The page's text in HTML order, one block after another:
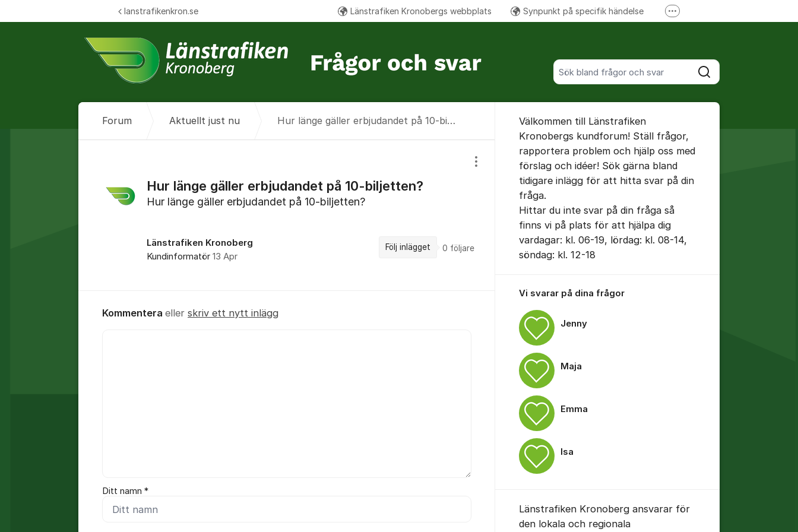
Sök bland alla inlägg
Sök
lanstrafikenkron.se Länstrafiken Kronobergs webbplats Synpunkt på specifik händelse Fler supportlänkar
Forum Aktuellt just nu Hur länge gäller erbjudandet på 10-biljetten?
Hur länge gäller erbjudandet på 10-biljetten?
Visa/dölj inställningar för inlägg/kommentar
Hur länge gäller erbjudandet på 10-biljetten?
Länstrafiken Kronoberg
Kundinformatör 13 Apr
Följ inlägget 0 följare
Kommentera eller skriv ett nytt inlägg
Ditt namn *
Välkommen till Länstrafiken
Kronobergs kundforum! Ställ frågor,
rapportera problem och hjälp oss med
förslag och idéer! Sök gärna bland
tidigare inlägg för att hitta svar på din
fråga.
Hittar du inte svar på din fråga så
finns vi på plats för att hjälpa dig
vardagar: kl. 06-19, lördag: kl. 08-14,
söndag: kl. 12-18
Vi svarar på dina frågor
Jenny
Maja
Emma
Isa
Länstrafiken Kronoberg ansvarar för
den lokala och regionala